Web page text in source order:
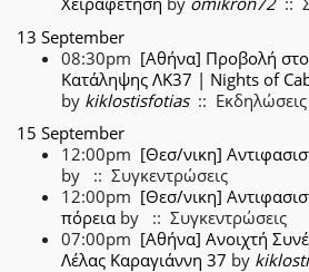
13 September
08:30pm [Αθήνα] Προβολή
Κατάληψης ΛΚ37 | Nights of
by kiklostisfotias:: Εκδηλώσεις
15 September
12:00pm [Θεσ/νικη]
by
:: Συγκεντρώσεις
12:00pm [Θεσ/νικη]
πόρεια by
:: Συγκεντρώσεις
07:00pm [Αθήνα] Ανοιχτή
Λέλας Καραγιάννη 37 by